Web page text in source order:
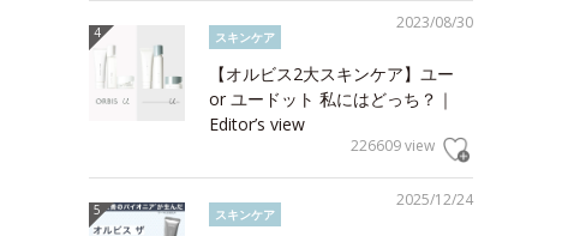
2023/08/30
スキンケア
【オルビス2大スキンケア】ユー
or ユードット 私にはどっち？｜
Editor’s view
226609 view
2025/12/24
スキンケア